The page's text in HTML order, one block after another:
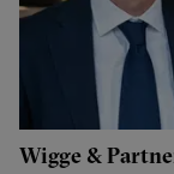
Wigge &